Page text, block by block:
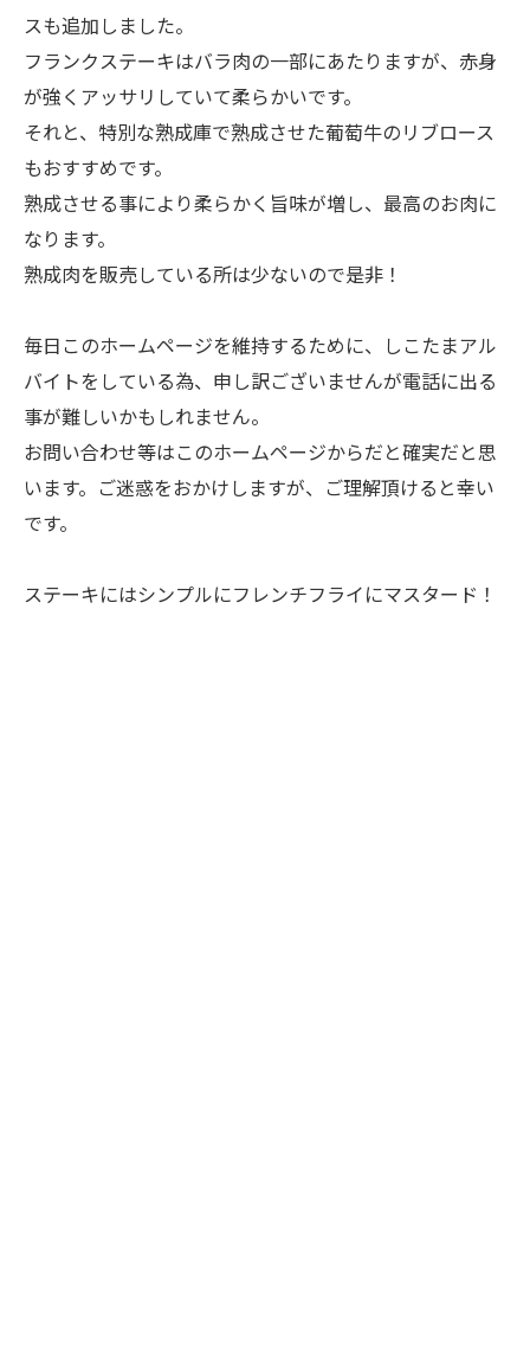
スも追加しました。
フランクステーキはバラ肉の一部にあたりますが、赤身
が強くアッサリしていて柔らかいです。
それと、特別な熟成庫で熟成させた葡萄牛のリブロース
もおすすめです。
熟成させる事により柔らかく旨味が増し、最高のお肉に
なります。
熟成肉を販売している所は少ないので是非！
毎日このホームページを維持するために、しこたまアル
バイトをしている為、申し訳ございませんが電話に出る
事が難しいかもしれません。
お問い合わせ等はこのホームページからだと確実だと思
います。ご迷惑をおかけしますが、ご理解頂けると幸い
です。
ステーキにはシンプルにフレンチフライにマスタード！